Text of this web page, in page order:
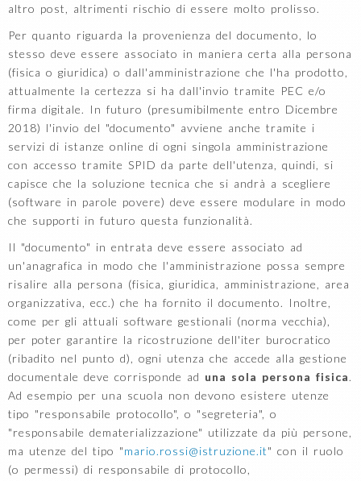
altro post, altrimenti rischio di essere molto prolisso.
Per quanto riguarda la provenienza del documento, lo
stesso deve essere associato in maniera certa alla persona
(fisica o giuridica) o dall'amministrazione che l'ha prodotto,
attualmente la certezza si ha dall'invio tramite PEC e/o
firma digitale. In futuro (presumibilmente entro Dicembre
2018) l'invio del "documento" avviene anche tramite i
servizi di istanze online di ogni singola amministrazione
con accesso tramite SPID da parte dell'utenza, quindi, si
capisce che la soluzione tecnica che si andrà a scegliere
(software in parole povere) deve essere modulare in modo
che supporti in futuro questa funzionalità.
Il "documento" in entrata deve essere associato ad
un'anagrafica in modo che l'amministrazione possa sempre
risalire alla persona (fisica, giuridica, amministrazione, area
organizzativa, ecc.) che ha fornito il documento. Inoltre,
come per gli attuali software gestionali (norma vecchia),
per poter garantire la ricostruzione dell'iter burocratico
(ribadito nel punto d), ogni utenza che accede alla gestione
documentale deve corrisponde ad una sola persona fisica.
Ad esempio per una scuola non devono esistere utenze
tipo "responsabile protocollo", o "segreteria", o
"responsabile dematerializzazione" utilizzate da più persone,
ma utenze del tipo "mario.rossi@istruzione.it" con il ruolo
(o permessi) di responsabile di protocollo,